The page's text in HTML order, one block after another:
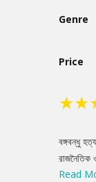
Genre
Price
★★
বঙ্গবন্ধু
রাজনৈতিক
খালেদ
Read